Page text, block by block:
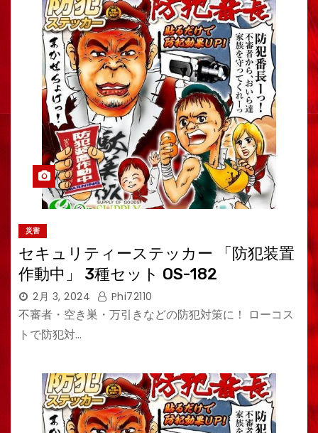
災害
セキュリティーステッカー 「防犯装置
作動中」 3種セット OS-182
2月 3, 2024 Phi72110
不審者・空き巣・万引きなどの防犯対策に！ ローコス
トで防犯対…